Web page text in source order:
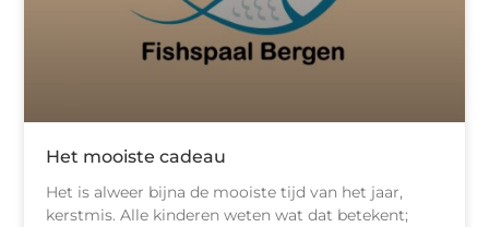
Het mooiste cadeau
Het is alweer bijna de mooiste tijd van het jaar,
kerstmis. Alle kinderen weten wat dat betekent;